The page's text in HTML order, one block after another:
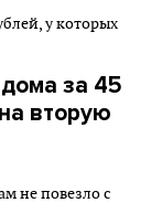
за 45
вторую